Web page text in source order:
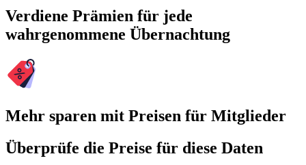
Verdiene Prämien für jede
wahrgenommene Übernachtung
Mehr sparen mit Preisen für Mitglieder
Überprüfe die Preise für diese Daten